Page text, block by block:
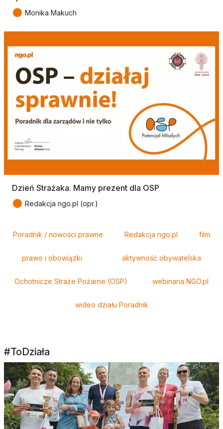
● Monika Makuch
Dzień Strażaka. Mamy prezent dla OSP
● Redakcja ngo.pl (opr.)
Poradnik / nowości prawne Redakcja ngo.pl film
prawo i obowiązki aktywność obywatelska
Ochotnicze Straże Pożarne (OSP) webinaria NGO.pl
wideo działu Poradnik
#ToDziała